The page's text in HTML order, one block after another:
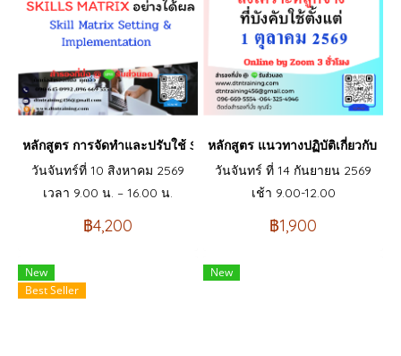
หลักสูตร การจัดทำและปรับใช้ SKILLS MATRIX อย่างได้ผล Skill
วันจันทร์ที่ 10 สิงหาคม 2569
เวลา 9.00 น. – 16.00 น.
฿4,200
หลักสูตร แนวทางปฏิบัติเกี่ยวกับ เงิ
วันจันทร์ ที่ 14 กันยายน 2569
เช้า 9.00-12.00
฿1,900
New
Best Seller
New